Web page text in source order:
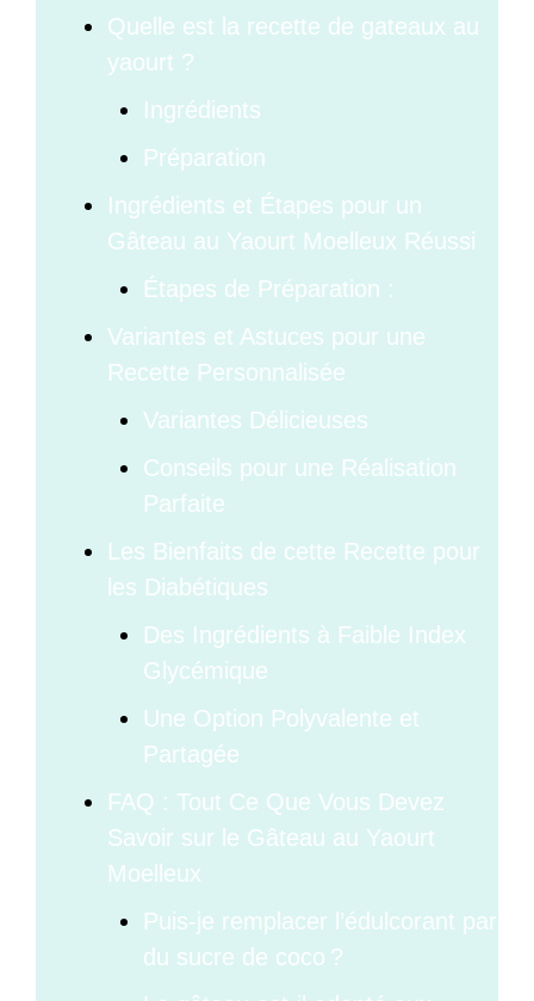
Quelle est la recette de gateaux au
yaourt ?
Ingrédients
Préparation
Ingrédients et Étapes pour un
Gâteau au Yaourt Moelleux Réussi
Étapes de Préparation :
Variantes et Astuces pour une
Recette Personnalisée
Variantes Délicieuses
Conseils pour une Réalisation
Parfaite
Les Bienfaits de cette Recette pour
les Diabétiques
Des Ingrédients à Faible Index
Glycémique
Une Option Polyvalente et
Partagée
FAQ : Tout Ce Que Vous Devez
Savoir sur le Gâteau au Yaourt
Moelleux
Puis-je remplacer l’édulcorant par
du sucre de coco ?